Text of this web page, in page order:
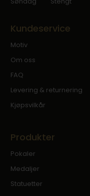
Kundeservice
Motiv
Om oss
FAQ
Levering & returnering
Kjøpsvilkår
Produkter
Pokaler
Medaljer
Statuetter